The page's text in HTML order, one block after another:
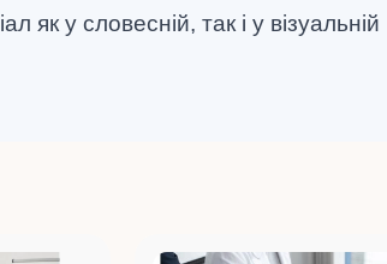
як у словесній, так і у візуальній